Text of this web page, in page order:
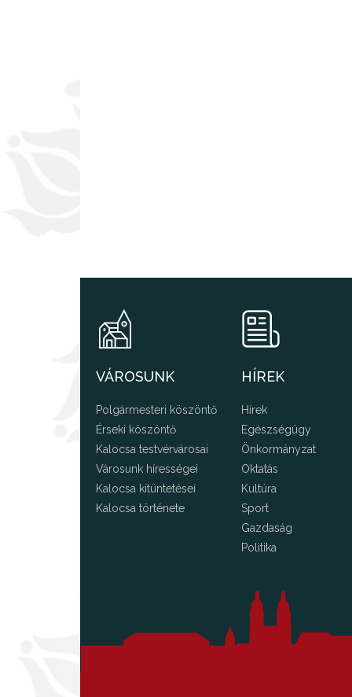
VÁROSUNK
Polgármesteri köszöntő
Érseki köszöntő
Kalocsa testvérvárosai
Városunk hírességei
Kalocsa kitüntetései
Kalocsa története
HÍREK
Hírek
Egészségügy
Önkormányzat
Oktatás
Kultúra
Sport
Gazdaság
Politika